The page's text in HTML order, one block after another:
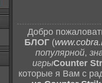
Добро
БЛОГ(
популярной,
игрыCounter
которые я Вам с